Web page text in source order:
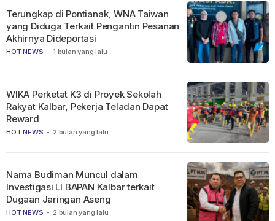
HOT NEWS - 1 bulan yang lalu
Terungkap di Pontianak, WNA Taiwan
yang Diduga Terkait Pengantin Pesanan
Akhirnya Dideportasi
HOT NEWS - 2 bulan yang lalu
WIKA Perketat K3 di Proyek Sekolah
Rakyat Kalbar, Pekerja Teladan Dapat
Reward
HOT NEWS - 2 bulan yang lalu
Nama Budiman Muncul dalam
Investigasi LI BAPAN Kalbar terkait
Dugaan Jaringan Aseng